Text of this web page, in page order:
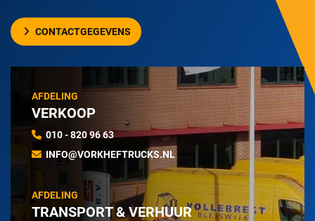
CONTACTGEGEVENS
AFDELING
VERKOOP
010 - 820 96 63
INFO@VORKHEFTRUCKS.NL
AFDELING
TRANSPORT & VERHUUR